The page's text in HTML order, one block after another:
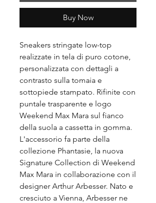
Buy Now
Sneakers stringate low-top
realizzate in tela di puro cotone,
personalizzata con dettagli a
contrasto sulla tomaia e
sottopiede stampato. Rifinite con
puntale trasparente e logo
Weekend Max Mara sul fianco
della suola a cassetta in gomma.
L'accessorio fa parte della
collezione Phantasie, la nuova
Signature Collection di Weekend
Max Mara in collaborazione con il
designer Arthur Arbesser. Nato e
cresciuto a Vienna, Arbesser ne